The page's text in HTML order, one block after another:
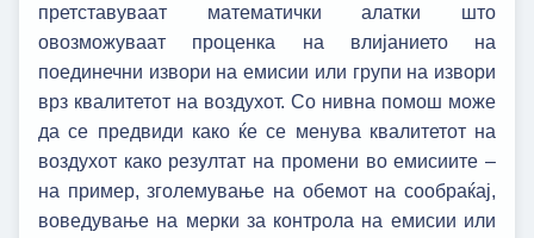
претставуваат математички алатки што
овозможуваат проценка на влијанието на
поединечни извори на емисии или групи на извори
врз квалитетот на воздухот. Со нивна помош може
да се предвиди како ќе се менува квалитетот на
воздухот како резултат на промени во емисиите –
на пример, зголемување на обемот на сообраќај,
воведување на мерки за контрола на емисии или